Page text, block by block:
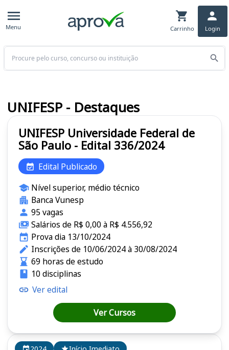
Menu Carrinho Login
Buscar
UNIFESP Universidade Federal de
São Paulo - Edital 336/2024
Edital Publicado
Nível superior, médio técnico
Banca Vunesp
95 vagas
Salários de R$ 0,00 à R$ 4.556,92
Prova dia 13/10/2024
Inscrições de 10/06/2024 à 30/08/2024
69 horas de estudo
10 disciplinas
Ver edital
Ver Cursos
UNIFESP - Destaques